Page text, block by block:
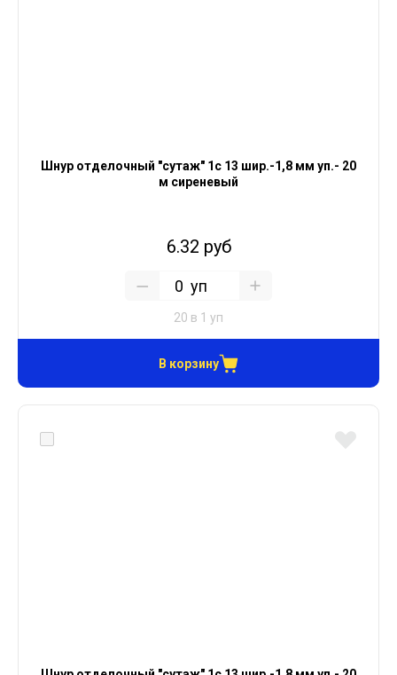
Шнур отделочный "сутаж" 1с 13 шир.-1,8 мм уп.- 20
м сиреневый
6.32 руб
уп
20 в 1 уп
В корзину